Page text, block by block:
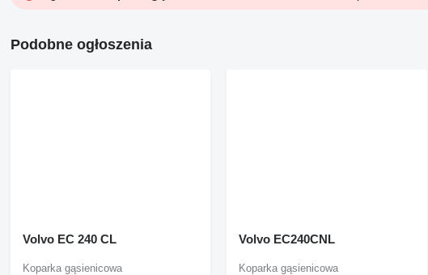
Podobne ogłoszenia
Volvo EC 240 CL
Koparka gąsienicowa
Volvo EC240CNL
Koparka gąsienicowa